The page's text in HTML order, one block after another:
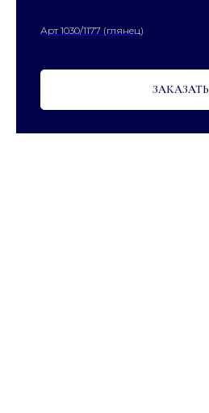
Арт 1030/1177 (глянец)
ЗАКАЗАТЬ